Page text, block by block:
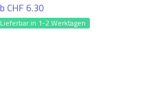
CHF 6.30
Lieferbar in 1-2 Werktagen